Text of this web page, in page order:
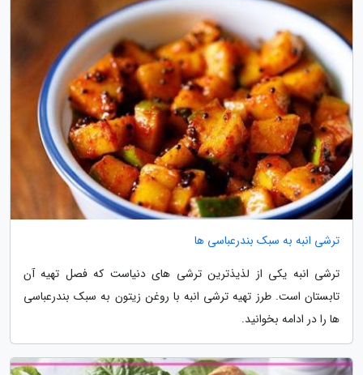
ترشی انبه به سبک بندرعباسی ها
ترشی انبه یکی از لذیذترین ترشی های دنیاست که فصل تهیه آن
تابستان است. طرز تهیه ترشی انبه با روغن زیتون به سبک بندرعباسی
ها را در ادامه بخوانید.